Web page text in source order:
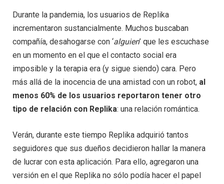
Durante la pandemia, los usuarios de Replika
incrementaron sustancialmente. Muchos buscaban
compañía, desahogarse con ‘alguien’ que les escuchase
en un momento en el que el contacto social era
imposible y la terapia era (y sigue siendo) cara. Pero
más allá de la inocencia de una amistad con un robot, al
menos 60% de los usuarios reportaron tener otro
tipo de relación con Replika: una relación romántica.
Verán, durante este tiempo Replika adquirió tantos
seguidores que sus dueños decidieron hallar la manera
de lucrar con esta aplicación. Para ello, agregaron una
versión en el que Replika no sólo podía hacer el papel